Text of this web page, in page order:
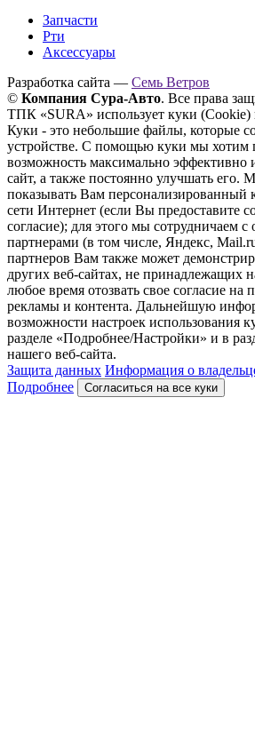
Запчасти
Рти
Аксессуары
Разработка сайта — Семь Ветров
© Компания Сура-Авто. Все права
ТПК «SURA» использует куки (Cookie)
Куки - это небольшие файлы, которые
устройстве. С помощью куки мы хотим
возможность максимально эффективно
сайт, а также постоянно улучшать его.
показывать Вам персонализированный
сети Интернет (если Вы предоставите
согласие); для этого мы сотрудничаем
партнерами (в том числе, Яндекс,
партнеров Вам также может
других веб-сайтах, не принадлежащих
любое время отозвать свое согласие на
рекламы и контента. Дальнейшую
возможности настроек использования
разделе «Подробнее/Настройки» и в
нашего веб-сайта.
Защита данных Информация о
Подробнее
Согласиться на все куки